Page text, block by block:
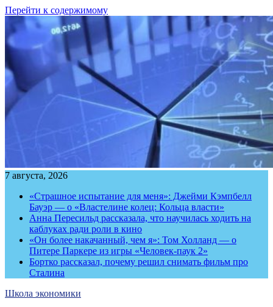
Перейти к содержимому
7 августа, 2026
«Страшное испытание для меня»: Джейми Кэмпбелл
Бауэр — о «Властелине колец: Кольца власти»
Анна Пересильд рассказала, что научилась ходить на
каблуках ради роли в кино
«Он более накачанный, чем я»: Том Холланд — о
Питере Паркере из игры «Человек-паук 2»
Бортко рассказал, почему решил снимать фильм про
Сталина
Школа экономики